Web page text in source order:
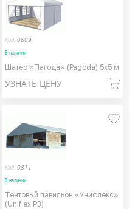
Код: 0809
В наличии
Шатер «Пагода» (Pagoda) 5х5 м
УЗНАТЬ ЦЕНУ
Код: 0811
В наличии
Тентовый павильон «Унифлекс»
(Uniflex P3)